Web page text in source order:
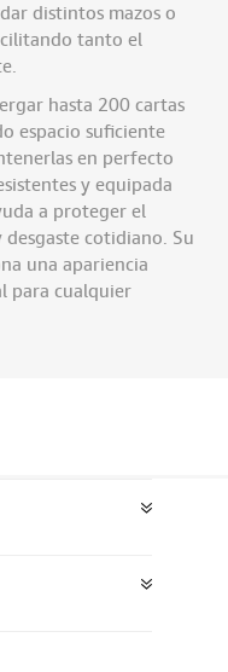
distintos mazos o
tanto el
hasta 200 cartas
espacio suficiente
en perfecto
y equipada
a proteger el
cotidiano. Su
una apariencia
para cualquier